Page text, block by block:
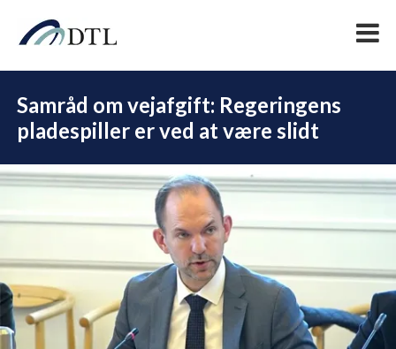
Samråd om vejafgift: Regeringens
pladespiller er ved at være slidt